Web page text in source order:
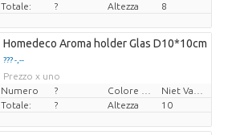
Totale:
? Altezza 8
Homedeco Aroma holder Glas D10*10cm
??? -,--
Prezzo x uno
Numero
?
Totale:
? Altezza 10